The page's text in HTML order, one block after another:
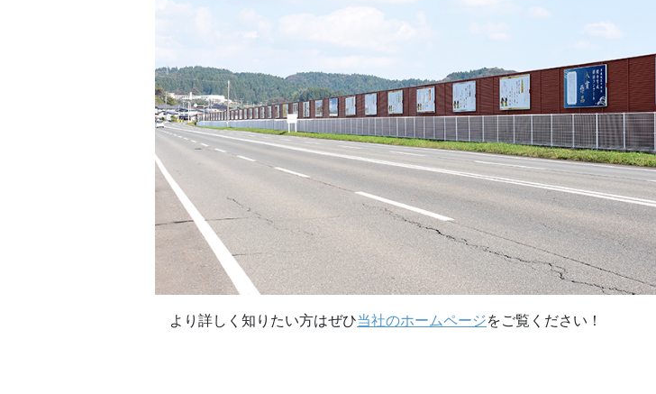
より詳しく知りたい方はぜひ当社のホームページをご覧ください！